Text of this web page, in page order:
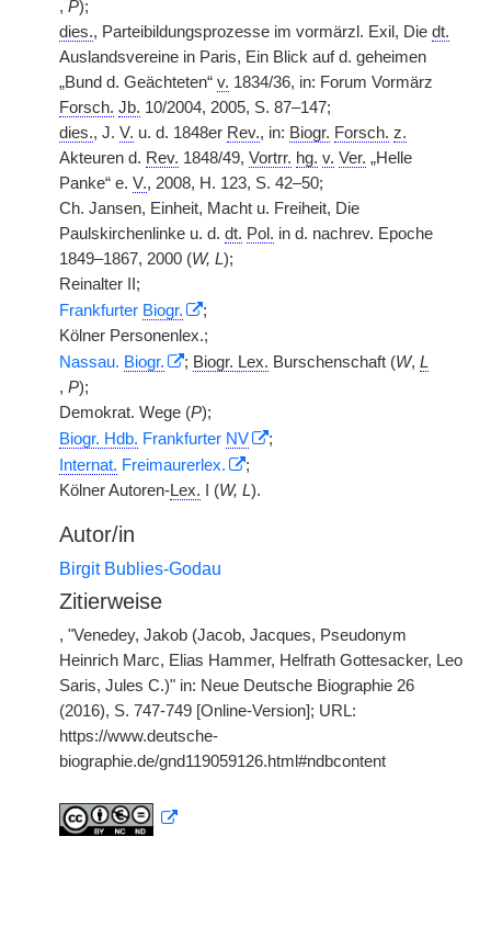
, P);
dies., Parteibildungsprozesse im vormärzl. Exil, Die dt.
Auslandsvereine in Paris, Ein Blick auf d. geheimen
„Bund d. Geächteten“ v. 1834/36, in: Forum Vormärz
Forsch. Jb. 10/2004, 2005, S. 87–147;
dies., J. V. u. d. 1848er Rev., in: Biogr. Forsch. z.
Akteuren d. Rev. 1848/49, Vortrr. hg. v. Ver. „Helle
Panke“ e. V., 2008, H. 123, S. 42–50;
Ch. Jansen, Einheit, Macht u. Freiheit, Die
Paulskirchenlinke u. d. dt. Pol. in d. nachrev. Epoche
1849–1867, 2000 (W, L);
Reinalter II;
Frankfurter Biogr.
;
Kölner Personenlex.;
Nassau. Biogr. ; Biogr. Lex. Burschenschaft (W, L
, P);
Demokrat. Wege (P);
Biogr. Hdb. Frankfurter NV
;
Internat. Freimaurerlex.
;
Kölner Autoren-Lex. I (W, L).
Autor/in
Birgit Bublies-Godau
Zitierweise
, "Venedey, Jakob (Jacob, Jacques, Pseudonym
Heinrich Marc, Elias Hammer, Helfrath Gottesacker, Leo
Saris, Jules C.)" in: Neue Deutsche Biographie 26
(2016), S. 747-749 [Online-Version]; URL:
https://www.deutsche-
biographie.de/gnd119059126.html#ndbcontent